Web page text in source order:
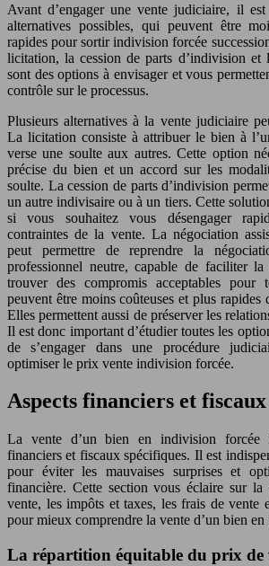
Avant d’engager une vente judiciaire, il
alternatives possibles, qui peuvent être
rapides pour sortir indivision forcée
licitation, la cession de parts d’indivision et
sont des options à envisager et vous
contrôle sur le processus.
Plusieurs alternatives à la vente judiciaire
La licitation consiste à attribuer le bien à
verse une soulte aux autres. Cette option
précise du bien et un accord sur les
soulte. La cession de parts d’indivision
un autre indivisaire ou à un tiers. Cette
si vous souhaitez vous désengager
contraintes de la vente. La négociation
peut permettre de reprendre la
professionnel neutre, capable de faciliter
trouver des compromis acceptables pour
peuvent être moins coûteuses et plus rapides
Elles permettent aussi de préserver les
Il est donc important d’étudier toutes les
de s’engager dans une procédure
optimiser le prix vente indivision forcée.
Aspects financiers et fiscaux
La vente d’un bien en indivision forcée
financiers et fiscaux spécifiques. Il est
pour éviter les mauvaises surprises et
financière. Cette section vous éclaire sur
vente, les impôts et taxes, les frais de vente
pour mieux comprendre la vente d’un bien
La répartition équitable du prix de